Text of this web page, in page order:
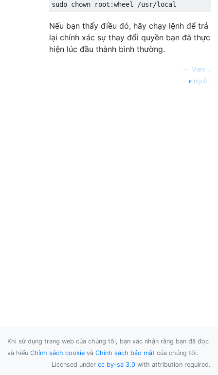
Nếu bạn thấy điều đó, hãy chạy lệnh để trả
lại chính xác sự thay đổi quyền bạn đã thực
hiện lúc đầu thành bình thường.
— Marc L
nguồn
Khi sử dụng trang web của chúng tôi, bạn xác nhận rằng bạn đã đọc
và hiểu Chính sách cookie và Chính sách bảo mật của chúng tôi.
Licensed under cc by-sa 3.0 with attribution required.